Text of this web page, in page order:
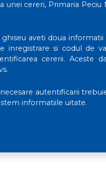
unei cereri, Primaria Peciu
aveti doua informatii
inregistrare si codul de
cererii. Aceste
autentificarii
informatiile uitate.